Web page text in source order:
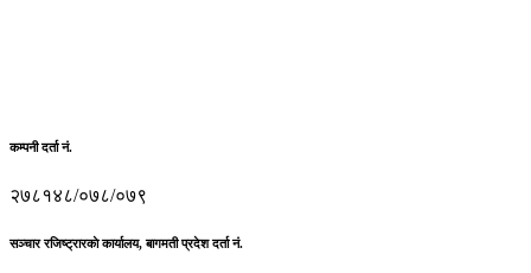
कम्पनी दर्ता नं.
२७८१४८/०७८/०७९
सञ्चार रजिष्ट्रारकाे कार्यालय, बागमती प्रदेश दर्ता नं.